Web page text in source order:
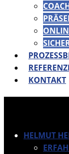
KONTAKT
HELMUT